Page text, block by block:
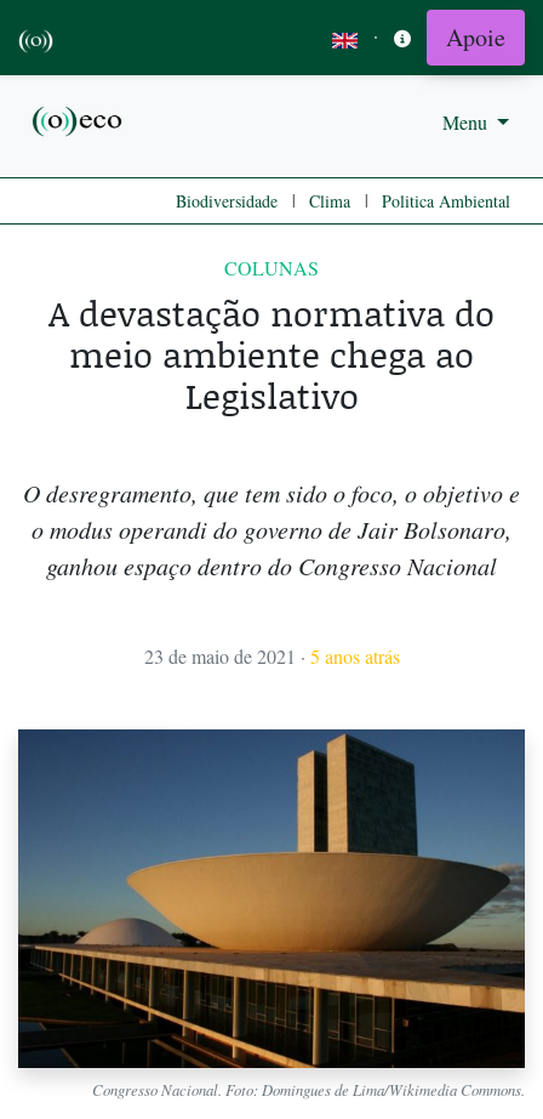
· Apoie
Menu
Biodiversidade | Clima | Politica Ambiental
COLUNAS
A devastação normativa do
meio ambiente chega ao
Legislativo
O desregramento, que tem sido o foco, o objetivo e
o modus operandi do governo de Jair Bolsonaro,
ganhou espaço dentro do Congresso Nacional
23 de maio de 2021 · 5 anos atrás
Congresso Nacional. Foto: Domingues de Lima/Wikimedia Commons.